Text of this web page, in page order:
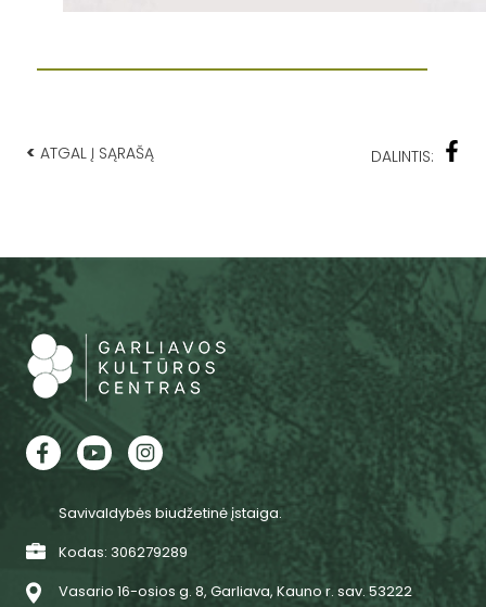
< ATGAL Į SĄRAŠĄ DALINTIS:
Savivaldybės biudžetinė įstaiga.
Kodas: 306279289
Vasario 16-osios g. 8, Garliava, Kauno r. sav. 53222